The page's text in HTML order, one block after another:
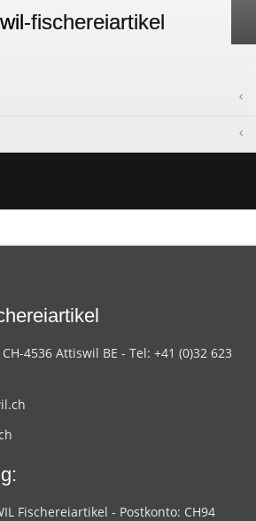
-fischereiartikel
4536 Attiswil BE - Tel: +41 (0)32 623
Fischereiartikel - Postkonto: CH94